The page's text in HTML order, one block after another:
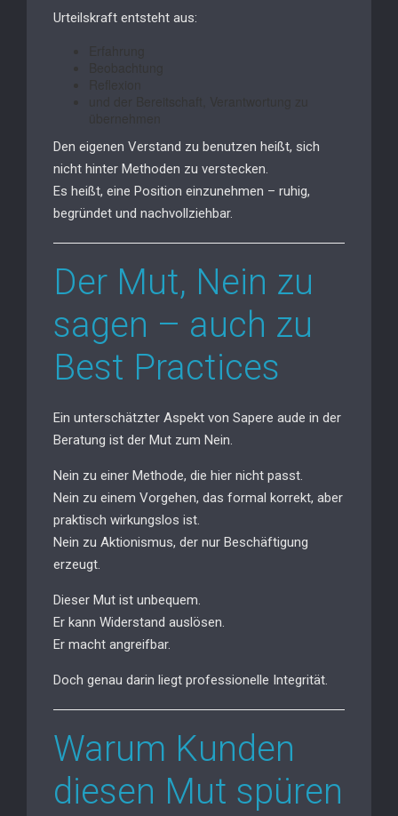
Urteilskraft entsteht aus:
Den eigenen Verstand zu benutzen heißt, sich
nicht hinter Methoden zu verstecken.
Es heißt, eine Position einzunehmen – ruhig,
begründet und nachvollziehbar.
Der Mut, Nein zu
sagen – auch zu
Best Practices
Ein unterschätzter Aspekt von Sapere aude in der
Beratung ist der Mut zum Nein.
Nein zu einer Methode, die hier nicht passt.
Nein zu einem Vorgehen, das formal korrekt, aber
praktisch wirkungslos ist.
Nein zu Aktionismus, der nur Beschäftigung
erzeugt.
Dieser Mut ist unbequem.
Er kann Widerstand auslösen.
Er macht angreifbar.
Doch genau darin liegt professionelle Integrität.
Warum Kunden
diesen Mut spüren